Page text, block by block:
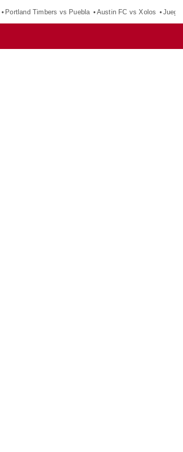
Portland Timbers vs Puebla Austin FC vs Xolos